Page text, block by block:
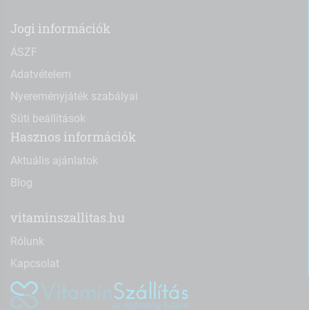
Jogi információk
ÁSZF
Adatvételem
Nyereményjáték szabályai
Süti beállítások
Hasznos információk
Aktuális ajánlatok
Blog
vitaminszallitas.hu
Rólunk
Kapcsolat